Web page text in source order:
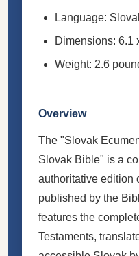
Language:
Dimensions: 6.1
Weight: 2.6
Overview
The "Slovak
Slovak Bible" is a
authoritative edition
published by the
features the
Testaments,